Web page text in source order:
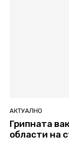
АКТУАЛНО
Грипната
области на